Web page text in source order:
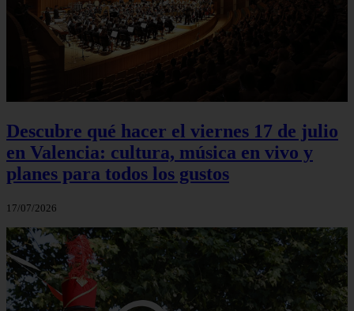
Descubre qué hacer el viernes 17 de julio
en Valencia: cultura, música en vivo y
planes para todos los gustos
17/07/2026